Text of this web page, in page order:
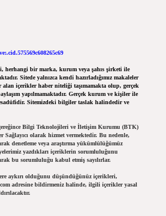
herhangi bir marka, kurum veya şahıs şirketi ile
Sitede yalnızca kendi hazırladığımız makaleler
alan içerikler haber niteliği taşımamakta olup, gerçek
yapılmamaktadır. Gerçek kurum ve kişiler ile
Sitemizdeki bilgiler taslak halindedir ve
Bilgi Teknolojileri ve İletişim Kurumu (BTK)
Sağlayıcı olarak hizmet vermektedir. Bu nedenle,
denetleme veya araştırma yükümlülüğümüz
yazdıkları içeriklerin sorumluluğunu
bu sorumluluğu kabul etmiş sayılırlar.
aykırı olduğunu düşündüğünüz içerikleri,
adresine bildirmeniz halinde, ilgili içerikler yasal